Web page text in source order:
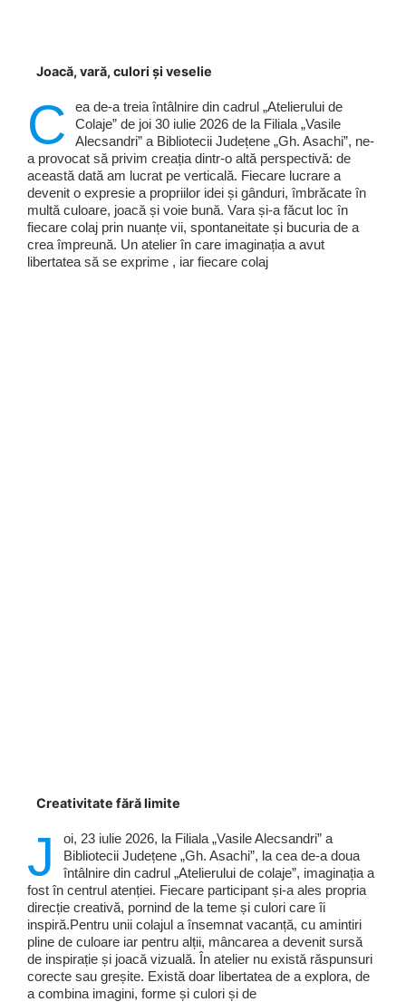
Joacă, vară, culori și veselie
C
ea de-a treia întâlnire din cadrul „Atelierului de
Colaje” de joi 30 iulie 2026 de la Filiala „Vasile
Alecsandri” a Bibliotecii Județene „Gh. Asachi”, ne-
a provocat să privim creația dintr-o altă perspectivă: de
această dată am lucrat pe verticală. Fiecare lucrare a
devenit o expresie a propriilor idei și gânduri, îmbrăcate în
multă culoare, joacă și voie bună. Vara și-a făcut loc în
fiecare colaj prin nuanțe vii, spontaneitate și bucuria de a
crea împreună. Un atelier în care imaginația a avut
libertatea să se exprime , iar fiecare colaj
Creativitate fără limite
J
oi, 23 iulie 2026, la Filiala „Vasile Alecsandri” a
Bibliotecii Județene „Gh. Asachi”, la cea de-a doua
întâlnire din cadrul „Atelierului de colaje”, imaginația a
fost în centrul atenției. Fiecare participant și-a ales propria
direcție creativă, pornind de la teme și culori care îi
inspiră.Pentru unii colajul a însemnat vacanță, cu amintiri
pline de culoare iar pentru alții, mâncarea a devenit sursă
de inspirație și joacă vizuală. În atelier nu există răspunsuri
corecte sau greșite. Există doar libertatea de a explora, de
a combina imagini, forme și culori și de